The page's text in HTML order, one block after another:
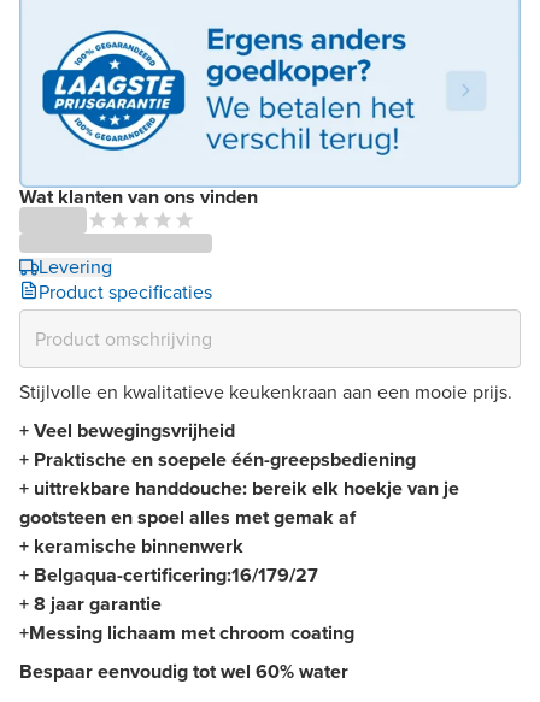
Wat klanten van ons vinden
Levering
Product specificaties
Stijlvolle en kwalitatieve keukenkraan aan een mooie prijs.
+ Veel bewegingsvrijheid
+ Praktische en soepele één-greepsbediening
+ uittrekbare handdouche: bereik elk hoekje van je
gootsteen en spoel alles met gemak af
+ keramische binnenwerk
+ Belgaqua-certificering:16/179/27
+ 8 jaar garantie
+Messing lichaam met chroom coating
Bespaar eenvoudig tot wel 60% water